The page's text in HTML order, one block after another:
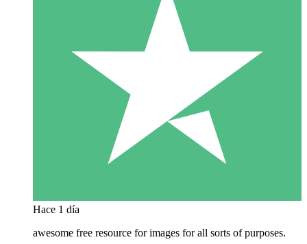
Hace 1 día
awesome free resource for images for all sorts of purposes.